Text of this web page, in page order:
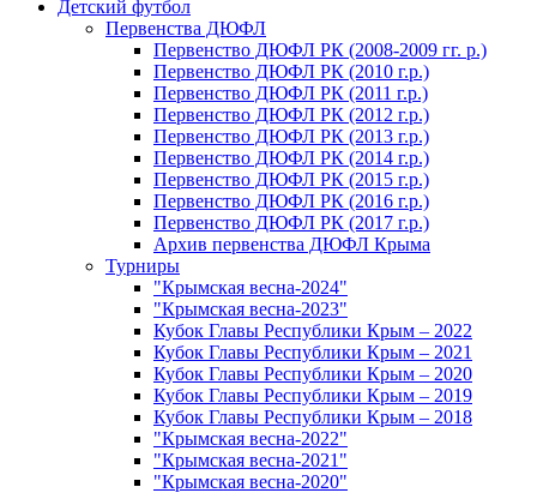
Детский футбол
Первенства ДЮФЛ
Первенство ДЮФЛ РК (2008-2009 гг. р.)
Первенство ДЮФЛ РК (2010 г.р.)
Первенство ДЮФЛ РК (2011 г.р.)
Первенство ДЮФЛ РК (2012 г.р.)
Первенство ДЮФЛ РК (2013 г.р.)
Первенство ДЮФЛ РК (2014 г.р.)
Первенство ДЮФЛ РК (2015 г.р.)
Первенство ДЮФЛ РК (2016 г.р.)
Первенство ДЮФЛ РК (2017 г.р.)
Архив первенства ДЮФЛ Крыма
Турниры
"Крымская весна-2024"
"Крымская весна-2023"
Кубок Главы Республики Крым – 2022
Кубок Главы Республики Крым – 2021
Кубок Главы Республики Крым – 2020
Кубок Главы Республики Крым – 2019
Кубок Главы Республики Крым – 2018
"Крымская весна-2022"
"Крымская весна-2021"
"Крымская весна-2020"